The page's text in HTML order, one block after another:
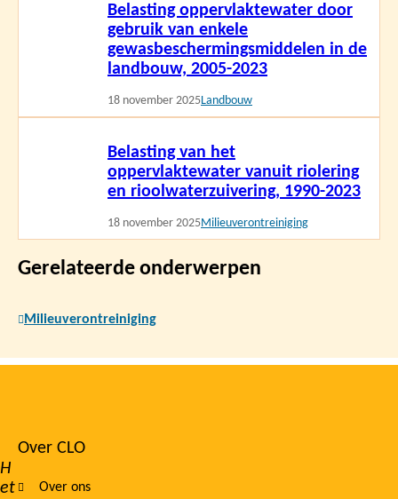
Belasting oppervlaktewater door
gebruik van enkele
gewasbeschermingsmiddelen in de
landbouw, 2005-2023
18 november 2025Landbouw
Belasting van het
oppervlaktewater vanuit riolering
en rioolwaterzuivering, 1990-2023
18 november 2025Milieuverontreiniging
Gerelateerde onderwerpen
Milieuverontreiniging
H
et
Footer
Over CLO
Over ons